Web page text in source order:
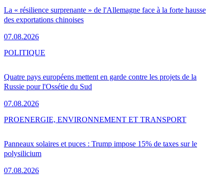
La « résilience surprenante » de l'Allemagne face à la forte hausse
des exportations chinoises
07.08.2026
Quatre pays européens mettent en garde contre les projets de la
Russie pour l'Ossétie du Sud
07.08.2026
POLITIQUE
Panneaux solaires et puces : Trump impose 15% de taxes sur le
polysilicium
07.08.2026
PROENERGIE, ENVIRONNEMENT ET TRANSPORT